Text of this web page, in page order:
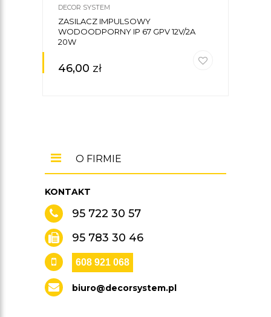
DECOR SYSTEM
ZASILACZ IMPULSOWY
WODOODPORNY IP 67 GPV 12V/2A
20W
46,00 zł
KONTAKT
95 722 30 57
95 783 30 46
608 921 068
biuro@decorsystem.pl
O FIRMIE